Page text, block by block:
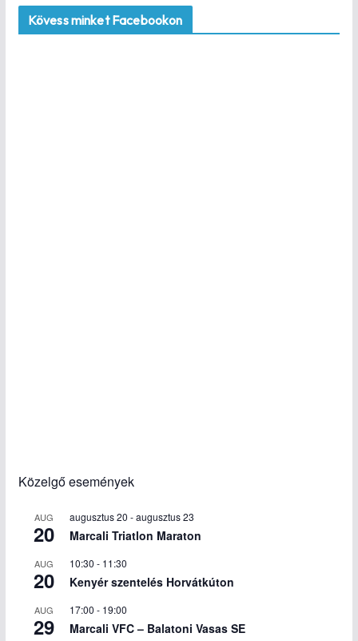
Kövess minket Facebookon
Közelgő események
AUG
20
augusztus 20 -augusztus 23
Marcali Triatlon Maraton
AUG
20
10:30 - 11:30
Kenyér szentelés Horvátkúton
AUG
29
17:00 - 19:00
Marcali VFC – Balatoni Vasas SE